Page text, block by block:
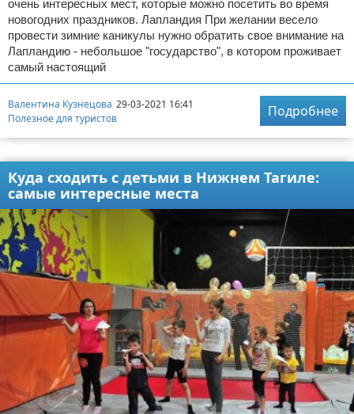
очень интересных мест, которые можно посетить во время
новогодних праздников. Лапландия При желании весело
провести зимние каникулы нужно обратить свое внимание на
Лапландию - небольшое "государство", в котором проживает
самый настоящий
Валентина Кузнецова 29-03-2021 16:41
Полезное для туристов
Подробнее
Куда сходить с детьми в Нижнем Тагиле:
самые интересные места